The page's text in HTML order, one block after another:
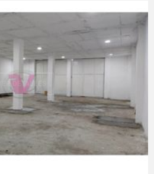
VER DETALLES